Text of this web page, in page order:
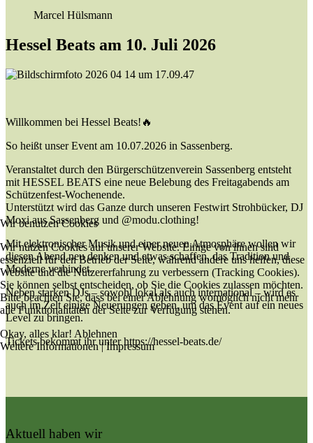
Marcel Hülsmann
Hessel Beats am 10. Juli 2026
Willkommen bei Hessel Beats!🔥
So heißt unser Event am 10.07.2026 in Sassenberg.
Veranstaltet durch den Bürgerschützenverein Sassenberg entsteht
mit HESSEL BEATS eine neue Belebung des Freitagabends am
Schützenfest-Wochenende.
Unterstützt wird das Ganze durch unseren Festwirt Strohbücker, DJ
Moxi aus Sassenberg und @modu.clothing!
Mit elektronischer Musik und einer neuen Atmosphäre wollen wir
diesen Abend neu denken und etwas schaffen, das Tradition und
Moderne verbindet.
Neben starken DJs – sowohl lokal als auch international – wird es
auch im Zelt einige Neuerungen geben, um das Event auf ein neues
Level zu bringen.
Tickets bekommt ihr unterhttps://hessel-beats.de/
Aktuell haben wir
Wir benutzen Cookies
Wir nutzen Cookies auf unserer Website. Einige von ihnen sind
essenziell für den Betrieb der Seite, während andere uns helfen, diese
Website und die Nutzererfahrung zu verbessern (Tracking Cookies).
Sie können selbst entscheiden, ob Sie die Cookies zulassen möchten.
Bitte beachten Sie, dass bei einer Ablehnung womöglich nicht mehr
alle Funktionalitäten der Seite zur Verfügung stehen.
Okay, alles klar! Ablehnen
Weitere Informationen|Impressum